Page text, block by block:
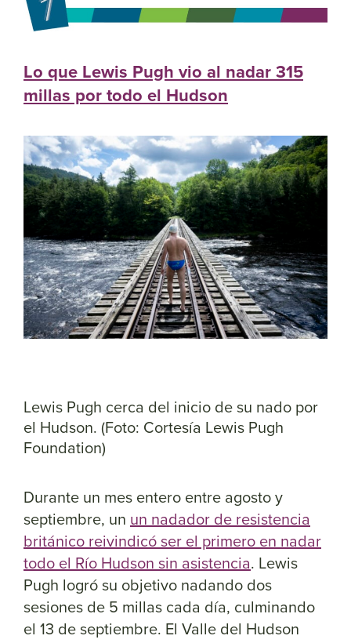
Lo que Lewis Pugh vio al nadar 315
millas por todo el Hudson
Lewis Pugh cerca del inicio de su nado por
el Hudson. (Foto: Cortesía Lewis Pugh
Foundation)
Durante un mes entero entre agosto y
septiembre, un un nadador de resistencia
británico reivindicó ser el primero en nadar
todo el Río Hudson sin asistencia. Lewis
Pugh logró su objetivo nadando dos
sesiones de 5 millas cada día, culminando
el 13 de septiembre. El Valle del Hudson